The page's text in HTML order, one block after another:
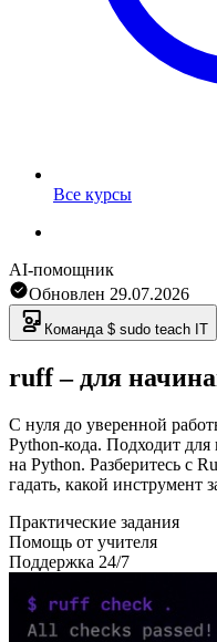
Все курсы
AI-помощник
Обновлен 29.07.2026
Команда $ sudo teach IT
ruff – для
С нуля до уверенной
Python-кода. Подходит
на Python. Разберитесь с
гадать, какой инструмент
Практические задания
Помощь от учителя
Поддержка 24/7